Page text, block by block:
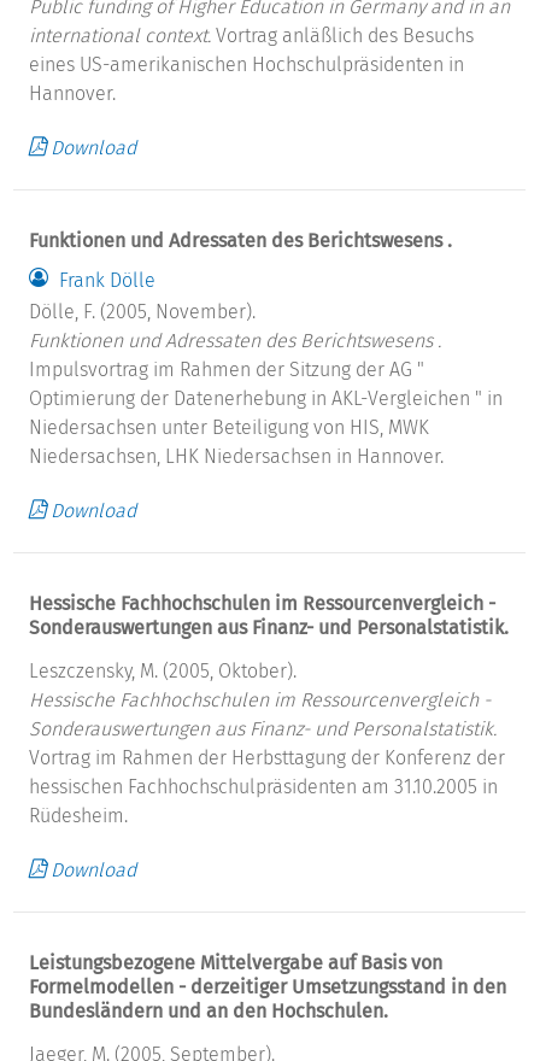
Public funding of Higher Education in Germany and in an
international context. Vortrag anläßlich des Besuchs
eines US-amerikanischen Hochschulpräsidenten in
Hannover.
Download
Funktionen und Adressaten des Berichtswesens .
Frank Dölle
Dölle, F. (2005, November).
Funktionen und Adressaten des Berichtswesens .
Impulsvortrag im Rahmen der Sitzung der AG "
Optimierung der Datenerhebung in AKL-Vergleichen " in
Niedersachsen unter Beteiligung von HIS, MWK
Niedersachsen, LHK Niedersachsen in Hannover.
Download
Hessische Fachhochschulen im Ressourcenvergleich -
Sonderauswertungen aus Finanz- und Personalstatistik.
Leszczensky, M. (2005, Oktober).
Hessische Fachhochschulen im Ressourcenvergleich -
Sonderauswertungen aus Finanz- und Personalstatistik.
Vortrag im Rahmen der Herbsttagung der Konferenz der
hessischen Fachhochschulpräsidenten am 31.10.2005 in
Rüdesheim.
Download
Leistungsbezogene Mittelvergabe auf Basis von
Formelmodellen - derzeitiger Umsetzungsstand in den
Bundesländern und an den Hochschulen.
Jaeger, M. (2005, September).